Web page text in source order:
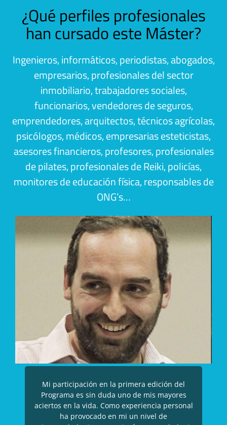
¿Qué perfiles profesionales
han cursado este Máster?
Ingenieros, informáticos, periodistas, abogados,
empresarios, profesionales del sector
inmobiliario, trabajadores sociales,
funcionarios, vendedores de seguros,
emprendedores, arquitectos, técnicos agrícolas,
psicólogos, médicos, empresarias esteticistas,
asesores financieros, profesores, profesionales
de pilates, profesionales de Reiki, policías,
monitores de educación física, responsables de
ONG’s…
Mi participación en la primera edición del
Programa es sin duda uno de mis mayores
aciertos en la vida. Como experiencia personal
ha provocado en mi un nivel de